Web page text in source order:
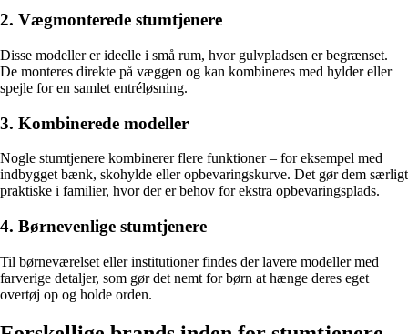
2. Vægmonterede stumtjenere
Disse modeller er ideelle i små rum, hvor gulvpladsen er begrænset.
De monteres direkte på væggen og kan kombineres med hylder eller
spejle for en samlet entréløsning.
3. Kombinerede modeller
Nogle stumtjenere kombinerer flere funktioner – for eksempel med
indbygget bænk, skohylde eller opbevaringskurve. Det gør dem særligt
praktiske i familier, hvor der er behov for ekstra opbevaringsplads.
4. Børnevenlige stumtjenere
Til børneværelset eller institutioner findes der lavere modeller med
farverige detaljer, som gør det nemt for børn at hænge deres eget
overtøj op og holde orden.